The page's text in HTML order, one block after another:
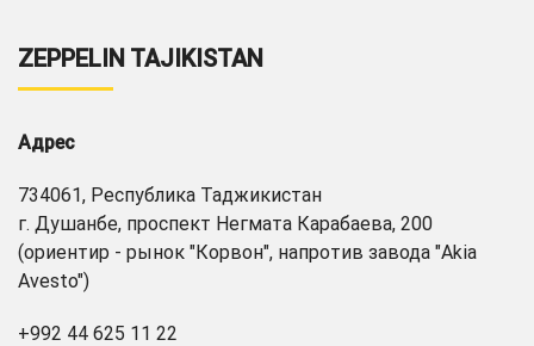
ZEPPELIN TAJIKISTAN
Адрес
734061, Республика Таджикистан
г. Душанбе, проспект Негмата Карабаева, 200
(ориентир - рынок "Корвон", напротив завода "Akia
Avesto")
+992 44 625 11 22